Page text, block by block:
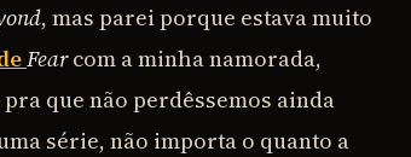
, mas parei porque estava muito
Fearcom a minha namorada,
que não perdêssemos ainda
série, não importa o quanto a